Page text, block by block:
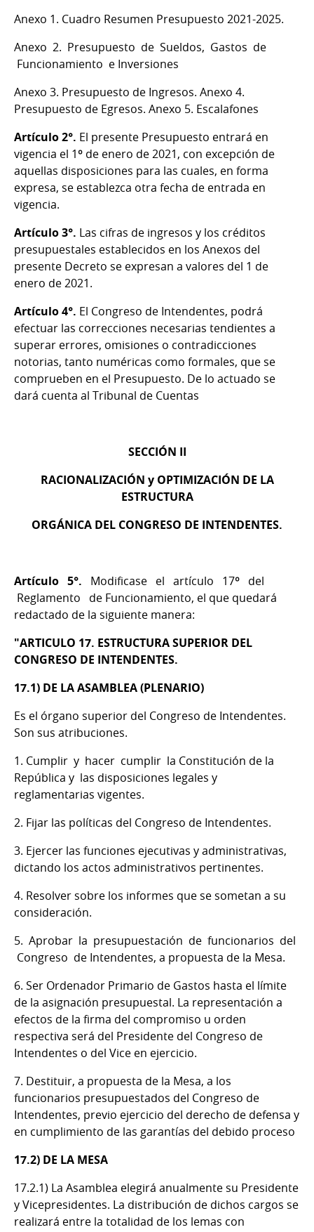
Anexo 1. Cuadro Resumen Presupuesto 2021-2025.
Anexo 2. Presupuesto de Sueldos, Gastos de
Funcionamiento e Inversiones
Anexo 3. Presupuesto de Ingresos. Anexo 4.
Presupuesto de Egresos. Anexo 5. Escalafones
Artículo 2°. El presente Presupuesto entrará en
vigencia el 1º de enero de 2021, con excepción de
aquellas disposiciones para las cuales, en forma
expresa, se establezca otra fecha de entrada en
vigencia.
Artículo 3°. Las cifras de ingresos y los créditos
presupuestales establecidos en los Anexos del
presente Decreto se expresan a valores del 1 de
enero de 2021.
Artículo 4°. El Congreso de Intendentes, podrá
efectuar las correcciones necesarias tendientes a
superar errores, omisiones o contradicciones
notorias, tanto numéricas como formales, que se
comprueben en el Presupuesto. De lo actuado se
dará cuenta al Tribunal de Cuentas
SECCIÓN II
RACIONALIZACIÓN y OPTIMIZACIÓN DE LA
ESTRUCTURA
ORGÁNICA DEL CONGRESO DE INTENDENTES.
Artículo 5°. Modificase el artículo 17º del
Reglamento de Funcionamiento, el que quedará
redactado de la siguiente manera:
"ARTICULO 17. ESTRUCTURA SUPERIOR DEL
CONGRESO DE INTENDENTES.
17.1) DE LA ASAMBLEA (PLENARIO)
Es el órgano superior del Congreso de Intendentes.
Son sus atribuciones.
1. Cumplir y hacer cumplir la Constitución de la
República y las disposiciones legales y
reglamentarias vigentes.
2. Fijar las políticas del Congreso de Intendentes.
3. Ejercer las funciones ejecutivas y administrativas,
dictando los actos administrativos pertinentes.
4. Resolver sobre los informes que se sometan a su
consideración.
5. Aprobar la presupuestación de funcionarios del
Congreso de Intendentes, a propuesta de la Mesa.
6. Ser Ordenador Primario de Gastos hasta el límite
de la asignación presupuestal. La representación a
efectos de la firma del compromiso u orden
respectiva será del Presidente del Congreso de
Intendentes o del Vice en ejercicio.
7. Destituir, a propuesta de la Mesa, a los
funcionarios presupuestados del Congreso de
Intendentes, previo ejercicio del derecho de defensa y
en cumplimiento de las garantías del debido proceso
17.2) DE LA MESA
17.2.1) La Asamblea elegirá anualmente su Presidente
y Vicepresidentes. La distribución de dichos cargos se
realizará entre la totalidad de los lemas con